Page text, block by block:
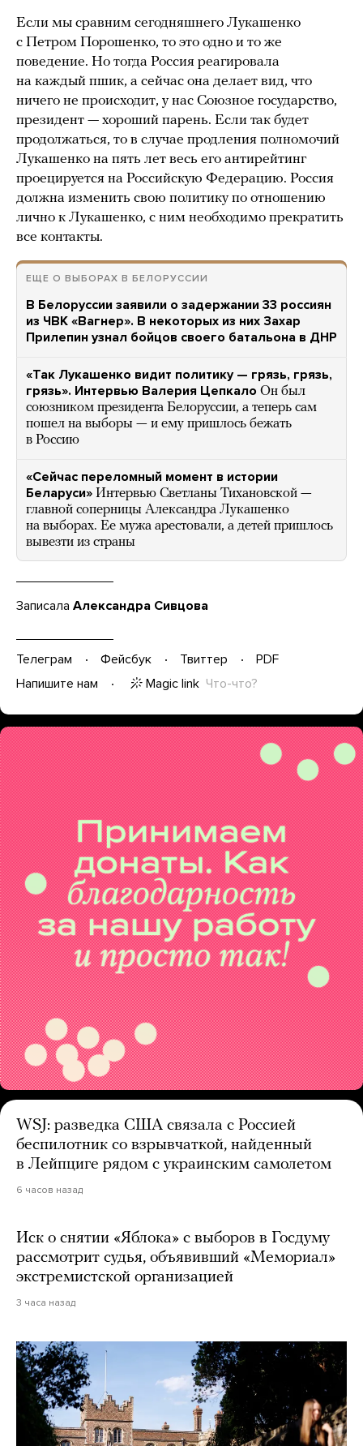
Если мы сравним сегодняшнего Лукашенко
с Петром Порошенко, то это одно и то же
поведение. Но тогда Россия реагировала
на каждый пшик, а сейчас она делает вид, что
ничего не происходит, у нас Союзное государство,
президент — хороший парень. Если так будет
продолжаться, то в случае продления полномочий
Лукашенко на пять лет весь его антирейтинг
проецируется на Российскую Федерацию. Россия
должна изменить свою политику по отношению
лично к Лукашенко, с ним необходимо прекратить
все контакты.
ЕЩЕ О ВЫБОРАХ В БЕЛОРУССИИ
В Белоруссии заявили о задержании 33 россиян
из ЧВК «Вагнер». В некоторых из них Захар
Прилепин узнал бойцов своего батальона в ДНР
«Так Лукашенко видит политику — грязь, грязь,
грязь». Интервью Валерия Цепкало Он был
союзником президента Белоруссии, а теперь сам
пошел на выборы — и ему пришлось бежать
в Россию
«Сейчас переломный момент в истории
Беларуси» Интервью Светланы Тихановской —
главной соперницы Александра Лукашенко
на выборах. Ее мужа арестовали, а детей пришлось
вывезти из страны
Записала Александра Сивцова
Телеграм Фейсбук Твиттер
PDF
Напишите нам
Magic link Что-что?
WSJ: разведка США связала с Россией
беспилотник со взрывчаткой, найденный
в Лейпциге рядом с украинским самолетом
6 часов назад
Иск о снятии «Яблока» с выборов в Госдуму
рассмотрит судья, объявивший «Мемориал»
экстремистской организацией
3 часа назад